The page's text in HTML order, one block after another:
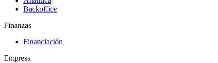
Backoffice
Finanzas
Financiación
Empresa